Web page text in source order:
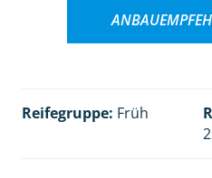
Reifegruppe: Früh